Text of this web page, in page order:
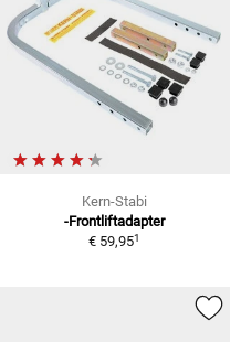
Kern-Stabi
-Frontliftadapter
€ 59,951